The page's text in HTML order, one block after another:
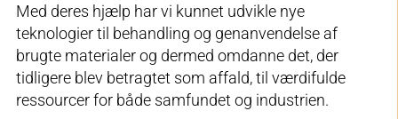
Med deres hjælp har vi kunnet udvikle nye
teknologier til behandling og genanvendelse af
brugte materialer og dermed omdanne det, der
tidligere blev betragtet som affald, til værdifulde
ressourcer for både samfundet og industrien.